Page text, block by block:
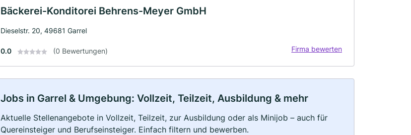
Bäckerei-Konditorei Behrens-Meyer GmbH
Dieselstr. 20, 49681 Garrel
0.0 (0 Bewertungen) Firma bewerten
Jobs in Garrel & Umgebung: Vollzeit, Teilzeit, Ausbildung & mehr
Aktuelle Stellenangebote in Vollzeit, Teilzeit, zur Ausbildung oder als Minijob – auch für
Quereinsteiger und Berufseinsteiger. Einfach filtern und bewerben.